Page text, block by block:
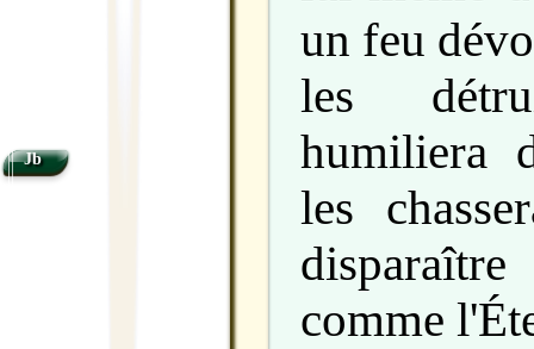
un feu
les
humiliera
les
comme
Jb